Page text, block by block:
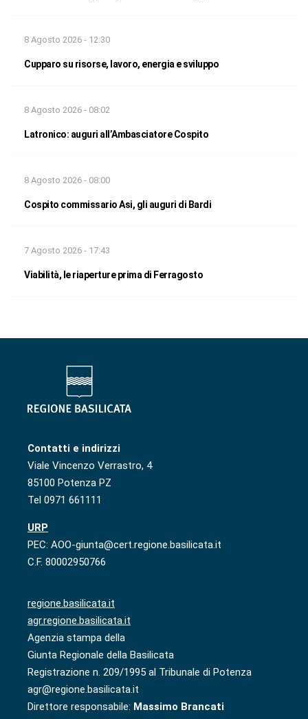
8 Agosto 2026 - 12:30
Cupparo su risorse, lavoro, energia e sviluppo
8 Agosto 2026 - 08:02
Latronico: auguri all’Ambasciatore Cospito
8 Agosto 2026 - 08:00
Cospito commissario Asi, gli auguri di Bardi
7 Agosto 2026 - 17:43
Viabilità, le riaperture prima di Ferragosto
Contatti e indirizzi
Viale Vincenzo Verrastro, 4
85100 Potenza PZ
Tel 0971 661111
URP
PEC: AOO-giunta@cert.regione.basilicata.it
C.F. 80002950766
regione.basilicata.it
agr.regione.basilicata.it
Agenzia stampa della
Giunta Regionale della Basilicata
Registrazione n. 209/1995 al Tribunale di Potenza
agr@regione.basilicata.it
Direttore responsabile: Massimo Brancati